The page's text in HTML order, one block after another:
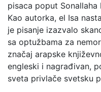
pisaca poput
Kao autorka, el Isa
je pisanje izazvalo
sa optužbama za
značaj arapske
engleski i nagrađivan,
sveta privlače svetsku